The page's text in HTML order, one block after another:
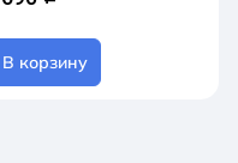
В корзину